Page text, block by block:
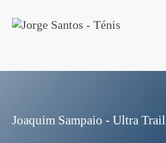
Joaquim Sampaio - Ultra Trail